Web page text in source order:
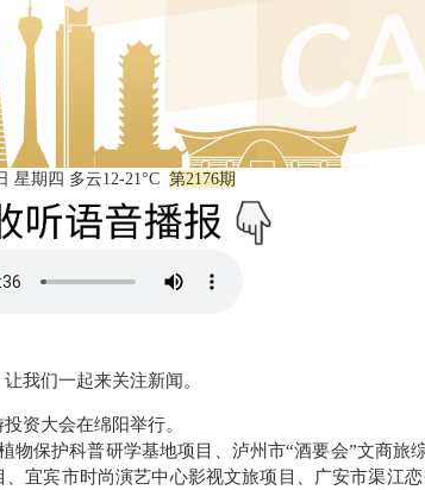
星期四 多云12-21°C 第2176期
我们一起来关注新闻。
资大会在绵阳举行。
保护科普研学基地项目、泸州市“酒要会”文商旅
宜宾市时尚演艺中心影视文旅项目、广安市渠江